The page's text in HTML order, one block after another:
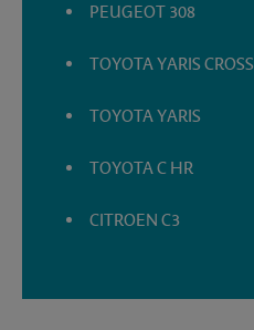
PEUGEOT 308
TOYOTA YARIS CROSS
TOYOTA YARIS
TOYOTA C HR
CITROEN C3